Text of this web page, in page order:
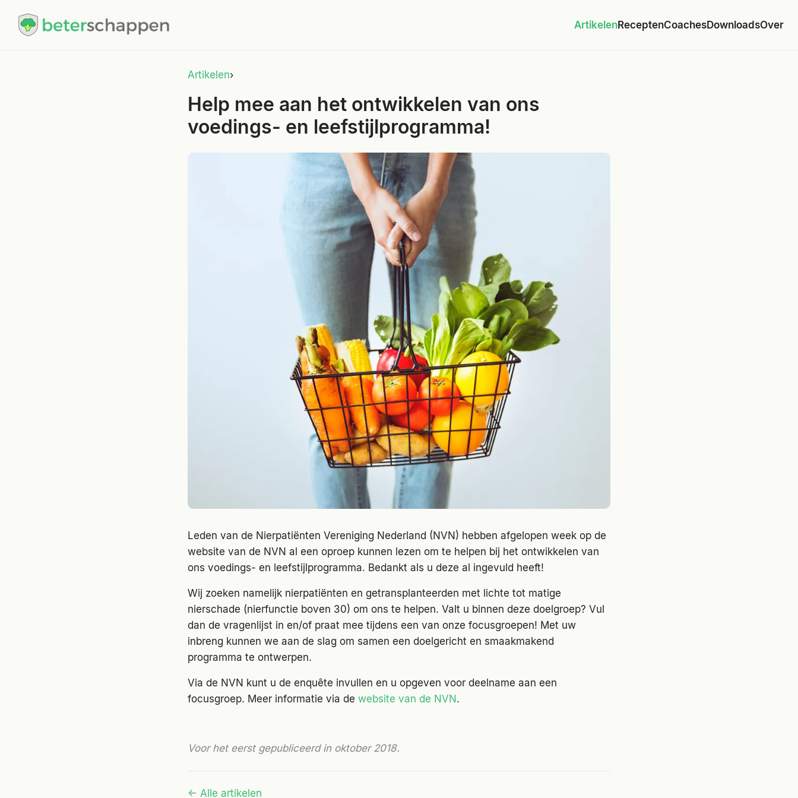
ArtikelenReceptenCoachesDownloadsOver
Artikelen›
Help mee aan het ontwikkelen van ons
voedings- en leefstijlprogramma!
Leden van de Nierpatiënten Vereniging Nederland (NVN) hebben afgelopen week op de
website van de NVN al een oproep kunnen lezen om te helpen bij het ontwikkelen van
ons voedings- en leefstijlprogramma. Bedankt als u deze al ingevuld heeft!
Wij zoeken namelijk nierpatiënten en getransplanteerden met lichte tot matige
nierschade (nierfunctie boven 30) om ons te helpen. Valt u binnen deze doelgroep? Vul
dan de vragenlijst in en/of praat mee tijdens een van onze focusgroepen! Met uw
inbreng kunnen we aan de slag om samen een doelgericht en smaakmakend
programma te ontwerpen.
Via de NVN kunt u de enquête invullen en u opgeven voor deelname aan een
focusgroep. Meer informatie via de website van de NVN.
Voor het eerst gepubliceerd in oktober 2018.
← Alle artikelen